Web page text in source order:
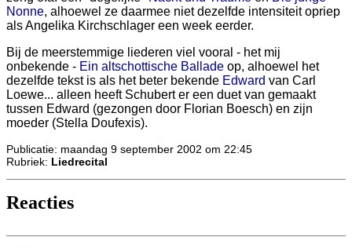
Nonne, alhoewel ze daarmee niet dezelfde intensiteit opriep
als Angelika Kirchschlager een week eerder.
Bij de meerstemmige liederen viel vooral - het mij
onbekende - Ein altschottische Ballade op, alhoewel het
dezelfde tekst is als het beter bekende Edward van Carl
Loewe... alleen heeft Schubert er een duet van gemaakt
tussen Edward (gezongen door Florian Boesch) en zijn
moeder (Stella Doufexis).
Publicatie: maandag 9 september 2002 om 22:45
Rubriek: Liedrecital
Reacties